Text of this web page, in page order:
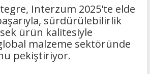
Interzum 2025'te elde
sürdürülebilirlik
ürün kalitesiyle
malzeme sektöründe
pekiştiriyor.